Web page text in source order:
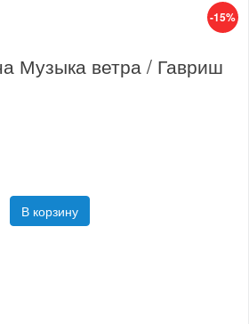
-15%
Музыка ветра / Гавриш
В корзину